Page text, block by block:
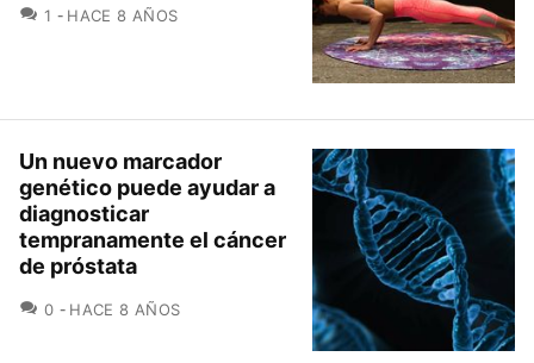
1 COMENTARIOS
HACE 8 AÑOS
Un nuevo marcador
genético puede ayudar a
diagnosticar
tempranamente el cáncer
de próstata
0 COMENTARIOS
HACE 8 AÑOS